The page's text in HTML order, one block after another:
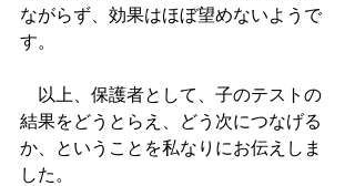
ながらず、効果はほぼ望めないようで
す。
以上、保護者として、子のテストの
結果をどうとらえ、どう次につなげる
か、ということを私なりにお伝えしま
した。